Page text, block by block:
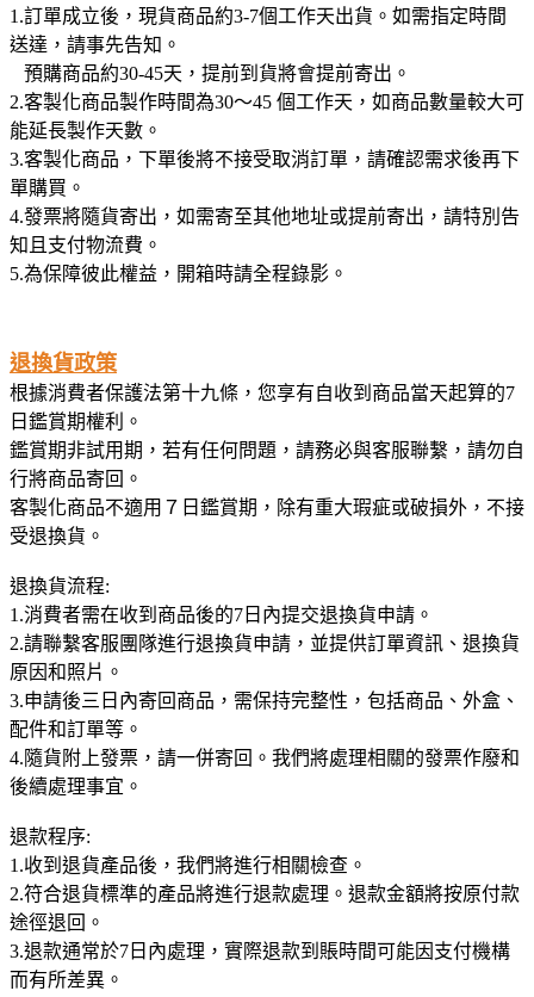
1.訂單成立後，現貨商品約3-7個工作天出貨。如需指定時間
送達，請事先告知。
預購商品約30-45天，提前到貨將會提前寄出。
2.客製化商品製作時間為30〜45 個工作天，如商品數量較大可
能延長製作天數。
3.客製化商品，下單後將不接受取消訂單，請確認需求後再下
單購買。
4.發票將隨貨寄出，如需寄至其他地址或提前寄出，請特別告
知且支付物流費。
5.為保障彼此權益，開箱時請全程錄影。
退換貨政策
根據消費者保護法第十九條，您享有自收到商品當天起算的7
日鑑賞期權利。
鑑賞期非試用期，若有任何問題，請務必與客服聯繫，請勿自
行將商品寄回。
客製化商品不適用７日鑑賞期，除有重大瑕疵或破損外，不接
受退換貨。
退換貨流程:
1.消費者需在收到商品後的7日內提交退換貨申請。
2.請聯繫客服團隊進行退換貨申請，並提供訂單資訊、退換貨
原因和照片。
3.申請後三日內寄回商品，需保持完整性，包括商品、外盒、
配件和訂單等。
4.隨貨附上發票，請一併寄回。我們將處理相關的發票作廢和
後續處理事宜。
退款程序:
1.收到退貨產品後，我們將進行相關檢查。
2.符合退貨標準的產品將進行退款處理。退款金額將按原付款
途徑退回。
3.退款通常於7日內處理，實際退款到賬時間可能因支付機構
而有所差異。